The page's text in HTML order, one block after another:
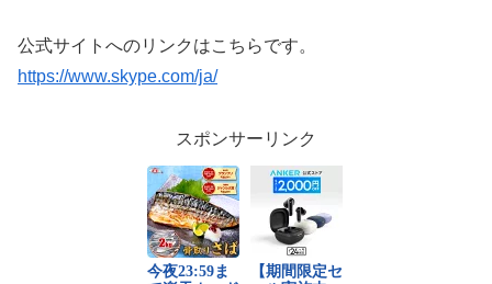
公式サイトへのリンクはこちらです。
https://www.skype.com/ja/
スポンサーリンク